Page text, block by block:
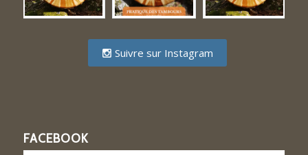
Suivre sur Instagram
FACEBOOK